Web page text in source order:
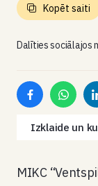
Dalīties sociālajos
Kopēt saiti
Izklaide un
MIKC